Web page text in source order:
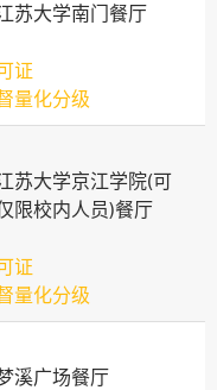
苏大学南门餐厅
证
量化分级
苏大学京江学院(可
限校内人员)餐厅
证
量化分级
溪广场餐厅